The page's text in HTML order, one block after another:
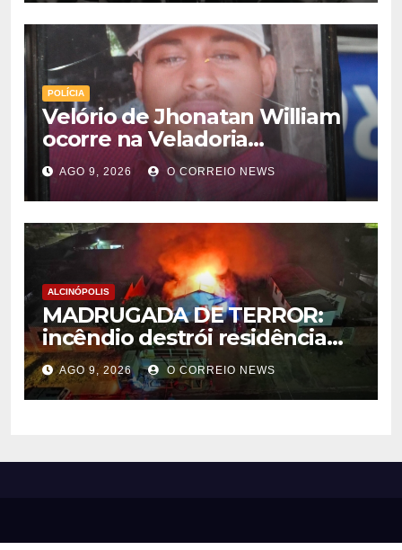
POLÍCIA
Velório de Jhonatan William
ocorre na Veladoria
Municipal; sepultamento será
nesta segunda-feira
AGO 9, 2026 O CORREIO NEWS
ALCINÓPOLIS
MADRUGADA DE TERROR:
incêndio destrói residência
em Alcinópolis
AGO 9, 2026 O CORREIO NEWS